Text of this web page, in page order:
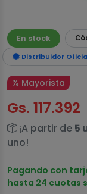
En stock
Distribuidor
% Mayorista
Gs. 117.392
¡A partir de 5
uno!
Pagando con
hasta 24 cuotas